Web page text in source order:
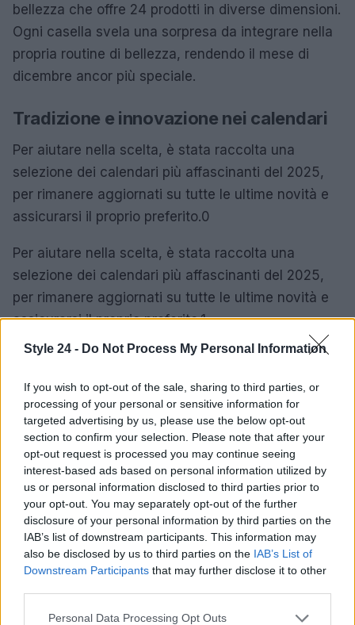
Style 24 - Do Not Process My Personal Information
If you wish to opt-out of the sale, sharing to third parties, or
processing of your personal or sensitive information for
targeted advertising by us, please use the below opt-out
section to confirm your selection. Please note that after your
opt-out request is processed you may continue seeing
interest-based ads based on personal information utilized by
us or personal information disclosed to third parties prior to
your opt-out. You may separately opt-out of the further
disclosure of your personal information by third parties on the
IAB’s list of downstream participants. This information may
also be disclosed by us to third parties on the IAB’s List of
Downstream Participants that may further disclose it to other
Please note that this website/app uses one or more Google
Personal Data Processing Opt Outs
bellezza che offre 24 prodotti in diverse dimensioni.
Ogni casella svela una sorpresa da integrare nella
propria routine di bellezza, rendendo il mese di
dicembre ancor più speciale.
Tradizione e innovazione nei calendari
Per aiutare nella scelta, è stata raccolta una
selezione dei calendari più affascinanti del 2025,
per rimanere aggiornati su tutte le ultime novità e
assicurarsi il proprio preferito.0
Per aiutare nella scelta, è stata raccolta una
selezione dei calendari più affascinanti del 2025,
per rimanere aggiornati su tutte le ultime novità e
assicurarsi il proprio preferito.1
Per aiutare nella scelta, è stata raccolta una
per rimanere aggiornati su tutte le ultime novità e
assicurarsi il proprio preferito.2
AUTORE
Staff